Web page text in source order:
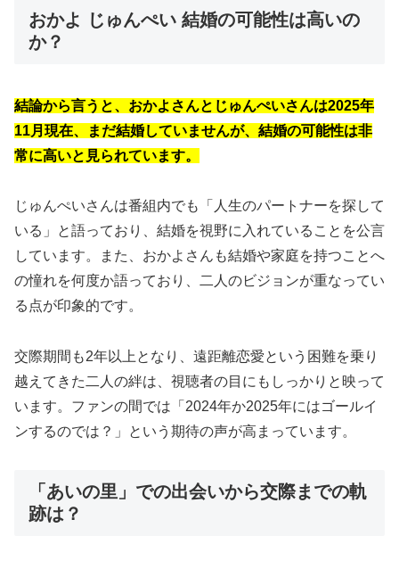
おかよ じゅんぺい 結婚の可能性は高いの
か？
結論から言うと、おかよさんとじゅんぺいさんは2025年
11月現在、まだ結婚していませんが、結婚の可能性は非
常に高いと見られています。
じゅんぺいさんは番組内でも「人生のパートナーを探して
いる」と語っており、結婚を視野に入れていることを公言
しています。また、おかよさんも結婚や家庭を持つことへ
の憧れを何度か語っており、二人のビジョンが重なってい
る点が印象的です。
交際期間も2年以上となり、遠距離恋愛という困難を乗り
越えてきた二人の絆は、視聴者の目にもしっかりと映って
います。ファンの間では「2024年か2025年にはゴールイ
ンするのでは？」という期待の声が高まっています。
「あいの里」での出会いから交際までの軌
跡は？